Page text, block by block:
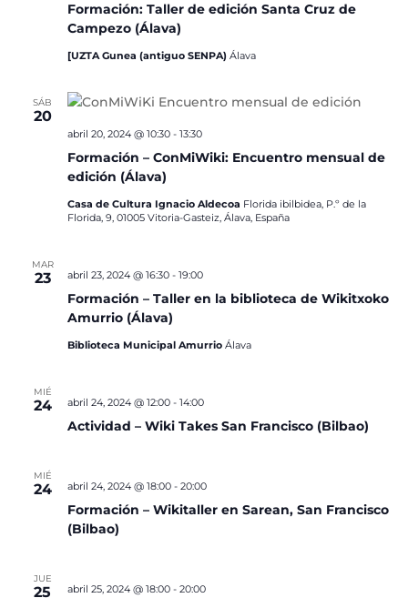
Formación: Taller de edición Santa Cruz de
Campezo (Álava)
[UZTA Gunea (antiguo SENPA) Álava
SÁB
20
Formación – ConMiWiki: Encuentro mensual de
edición (Álava)
abril 20, 2024 @ 10:30- 13:30
Casa de Cultura Ignacio Aldecoa Florida ibilbidea, P.º de la
Florida, 9, 01005 Vitoria-Gasteiz, Álava, España
MAR
23
Formación – Taller en la biblioteca de Wikitxoko
Amurrio (Álava)
abril 23, 2024 @ 16:30- 19:00
Biblioteca Municipal Amurrio Álava
MIÉ
24
Actividad – Wiki Takes San Francisco (Bilbao)
abril 24, 2024 @ 12:00- 14:00
MIÉ
24
Formación – Wikitaller en Sarean, San Francisco
(Bilbao)
abril 24, 2024 @ 18:00- 20:00
JUE
25 abril 25, 2024 @ 18:00- 20:00